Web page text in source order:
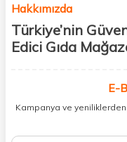
Hakkımızda
Türkiye’nin
Edici Gıda
kişisel bakım hem de
buluşturuyoruz. Artık
ihtiyacınız olan her şeyi
E-
Kampanya ve